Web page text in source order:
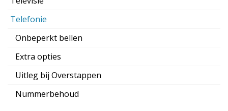
Telefonie
Onbeperkt bellen
Extra opties
Uitleg bij Overstappen
Nummerbehoud